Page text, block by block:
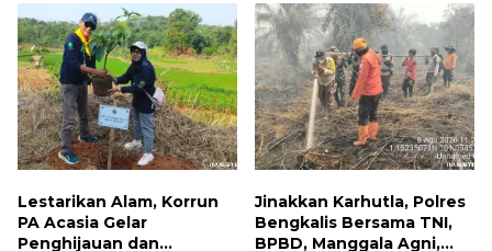
Sungai Dama Terima
Bantuan Sosial
Samarinda
Lestarikan Alam, Korrun
PA Acasia Gelar
Penghijauan dan
Jinakkan Karhutla, Polres
Bengkalis Bersama TNI,
BPBD, Manggala Agni,